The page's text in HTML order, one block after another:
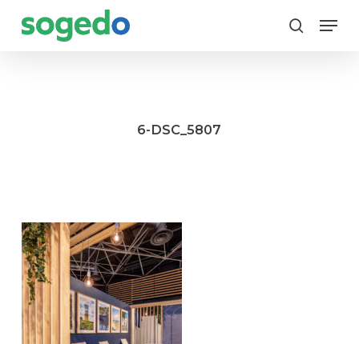
search
Menu
6-DSC_5807